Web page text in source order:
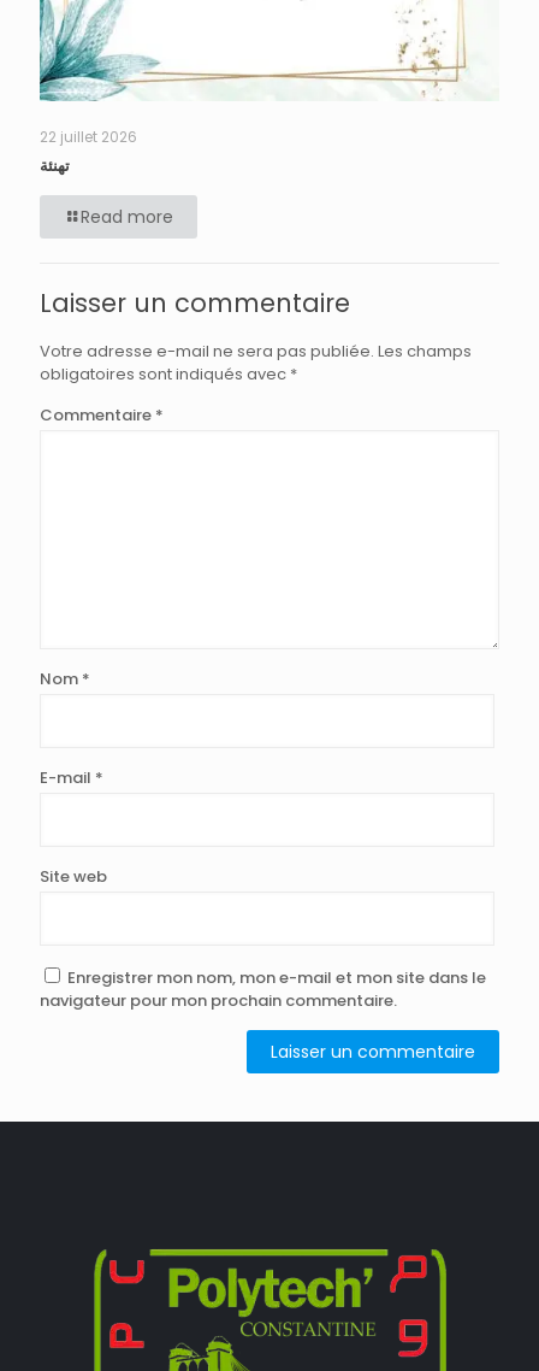
22 juillet 2026
تهنئة
Read more
Laisser un commentaire
Votre adresse e-mail ne sera pas publiée. Les champs
obligatoires sont indiqués avec *
Commentaire *
Nom *
E-mail *
Site web
Enregistrer mon nom, mon e-mail et mon site dans le
navigateur pour mon prochain commentaire.